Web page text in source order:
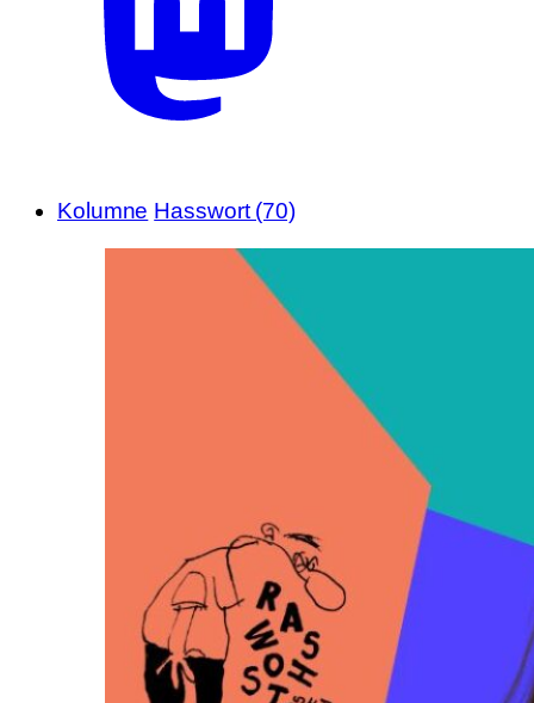
Kolumne Hasswort (70)